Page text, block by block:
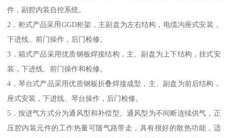
件，副腔内装自控系统。
2．柜式产品采用GGD柜架，主副盘为左右结构，电缆沟座式安装，
下进线、前门操作，后门检修。
3．箱式产品采用优质钢板焊接结构，主、副盘为上下结构，挂式安
装，下进线、前门操作和检修。
4．琴台式产品采用优质钢板折叠焊接成型，主、副盘为前后结构，
座式安装，下进线、琴台操作，后门检修。
5．按进气方式分为通风型和补偿型。通风型为不间断连续供气，正
压腔内装元件的工作热量可随气路带走，具有很好的散热功能，适